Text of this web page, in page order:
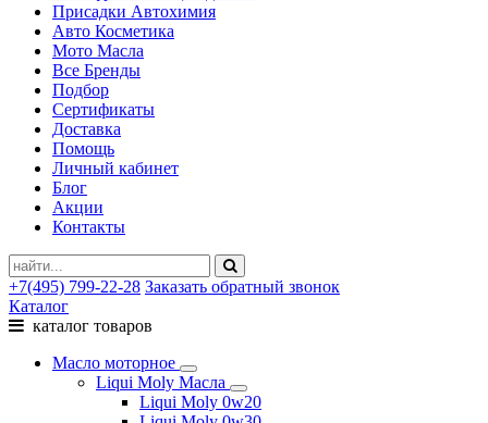
Присадки Автохимия
Авто Косметика
Мото Масла
Все Бренды
Подбор
Сертификаты
Доставка
Помощь
Личный кабинет
Блог
Акции
Контакты
+7(495) 799-22-28 Заказать обратный звонок
Каталог
каталог товаров
Масло моторное
Liqui Moly Масла
Liqui Moly 0w20